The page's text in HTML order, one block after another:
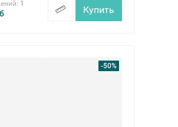
1
Купить
-50%